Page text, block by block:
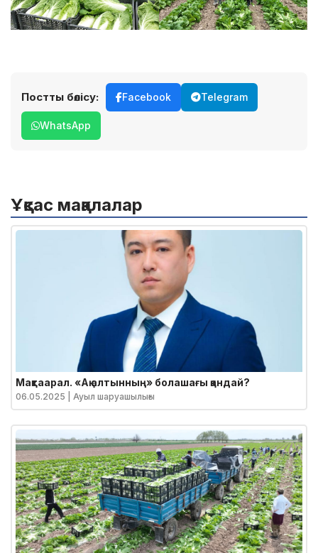
Постты бөлісу: Facebook Telegram
WhatsApp
Ұқсас мақалалар
Мақтаарал. «Ақ алтынның» болашағы қандай?
06.05.2025 | Ауыл шаруашылығы